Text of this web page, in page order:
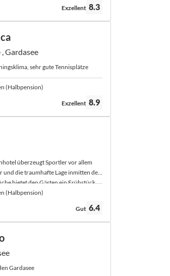
Bewertung:
Exzellent 8.3
Gardasee
sehr gute Tennisplätze
(Halbpension)
Bewertung:
Exzellent 8.9
überzeugt Sportler vor allem
und die traumhafte Lage inmitten der
bietet den Gästen ein Frühstück
Qualität.
(Halbpension)
Bewertung:
Gut 6.4
Gardasee